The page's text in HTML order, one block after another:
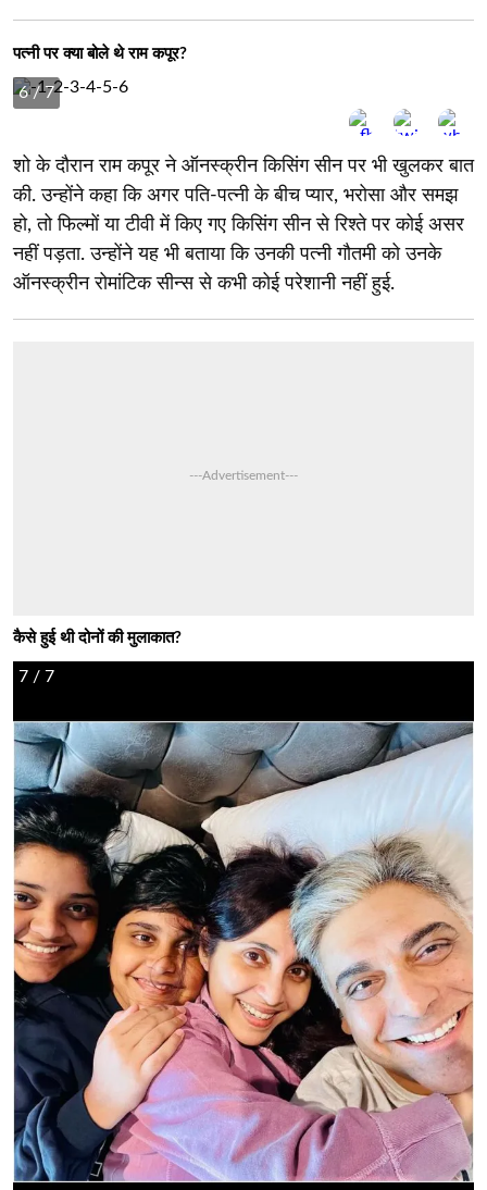
पत्नी पर क्या बोले थे राम कपूर?
6/ 7
शो के दौरान राम कपूर ने ऑनस्क्रीन किसिंग सीन पर भी खुलकर बात
की. उन्होंने कहा कि अगर पति-पत्नी के बीच प्यार, भरोसा और समझ
हो, तो फिल्मों या टीवी में किए गए किसिंग सीन से रिश्ते पर कोई असर
नहीं पड़ता. उन्होंने यह भी बताया कि उनकी पत्नी गौतमी को उनके
ऑनस्क्रीन रोमांटिक सीन्स से कभी कोई परेशानी नहीं हुई.
---Advertisement---
कैसे हुई थी दोनों की मुलाकात?
7 / 7